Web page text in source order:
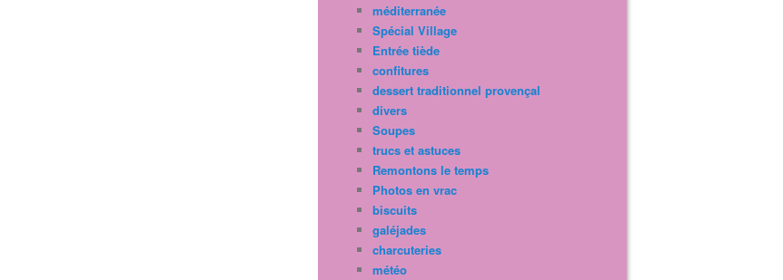
méditerranée
Spécial Village
Entrée tiède
confitures
dessert traditionnel provençal
divers
Soupes
trucs et astuces
Remontons le temps
Photos en vrac
biscuits
galéjades
charcuteries
météo